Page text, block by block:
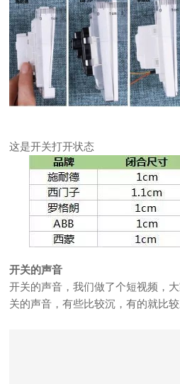
这是开关打开状态
开关的声音
开关的声音，我们做了个短视频，
关的声音，有些比较沉，有的就比